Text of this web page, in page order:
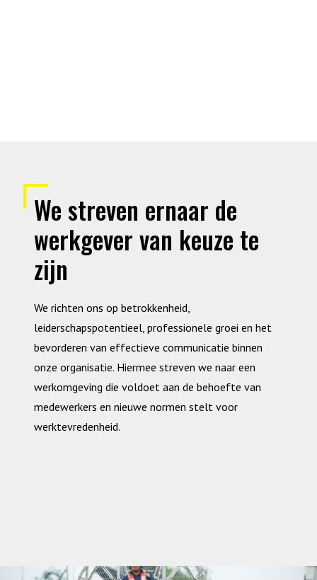
We streven ernaar de
werkgever van keuze te
zijn
We richten ons op betrokkenheid,
leiderschapspotentieel, professionele groei en het
bevorderen van effectieve communicatie binnen
onze organisatie. Hiermee streven we naar een
werkomgeving die voldoet aan de behoefte van
medewerkers en nieuwe normen stelt voor
werktevredenheid.